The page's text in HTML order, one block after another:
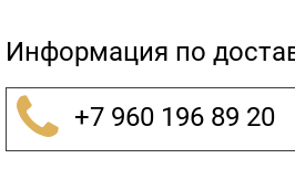
Информация по
+7 960 196 89 20